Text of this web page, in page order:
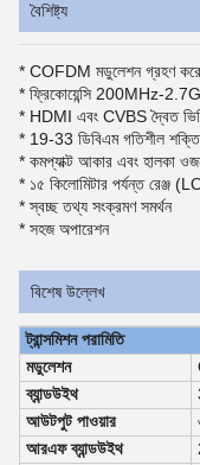
বৈশিষ্ট্য
* COFDM মডুলেশন গ্রহণ
* ফ্রিকোয়েন্সি 200MHz-
* HDMI এবং CVBS দ্বৈত
* 19-33 ডিবিএম গতিশীল শক্তি
* কমপ্যাক্ট আকার এবং হালকা
* ১৫ কিলোমিটার পর্যন্ত রেঞ্জ
* স্বচ্ছ তথ্য সংক্রমণ সমর্থন
* সহজ অপারেশন
বিশেষ উল্লেখ
ট্রান্সমিশন পরামিতি
মডুলেশন
ব্যান্ডউইথ
আউটপুট পাওয়ার
আরএফ ব্যান্ডউইথ